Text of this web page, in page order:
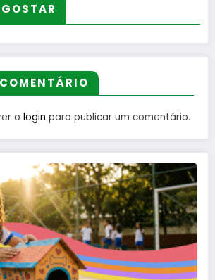
o login para publicar um comentário.